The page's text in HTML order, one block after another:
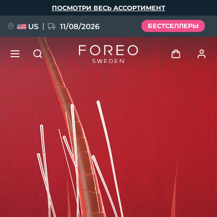
ПОСМОТРИ ВЕСЬ АССОРТИМЕНТ
US 11/08/2026 БЕСТСЕЛЛЕРЫ
Профиль пользователя
Мои адреса
Мои подписки
НОВИНКА
FAQ™ Pure Beauty-Tech Elixir
BREAKING NEWS
issa™ Teeth Whitening Set
English Deutsch
Français
Italiano
Svenska
简体中文